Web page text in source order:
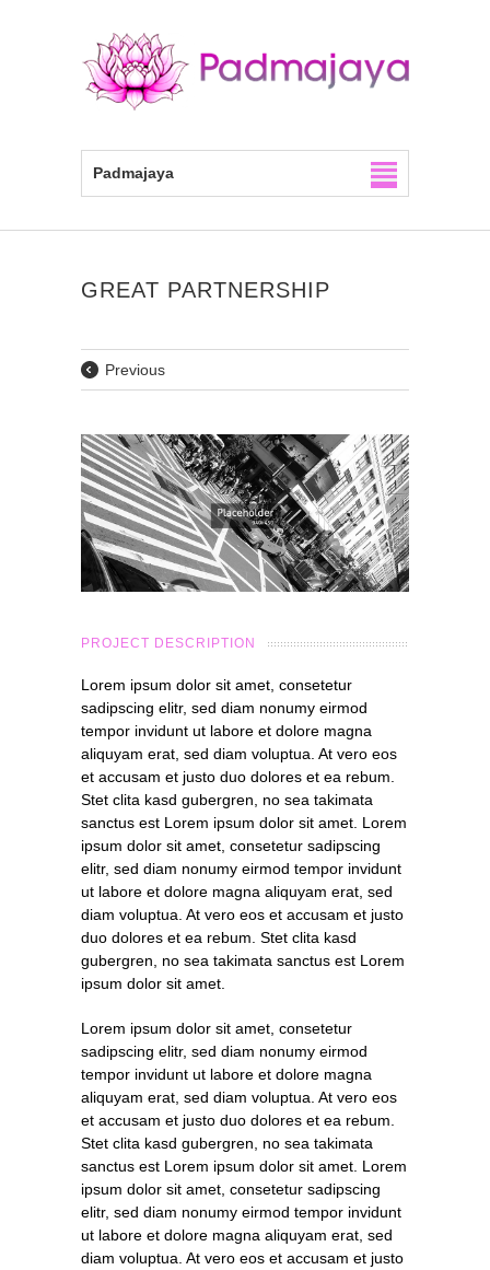
Padmajaya
GREAT PARTNERSHIP
Previous
PROJECT DESCRIPTION
Lorem ipsum dolor sit amet, consetetur
sadipscing elitr, sed diam nonumy eirmod
tempor invidunt ut labore et dolore magna
aliquyam erat, sed diam voluptua. At vero eos
et accusam et justo duo dolores et ea rebum.
Stet clita kasd gubergren, no sea takimata
sanctus est Lorem ipsum dolor sit amet. Lorem
ipsum dolor sit amet, consetetur sadipscing
elitr, sed diam nonumy eirmod tempor invidunt
ut labore et dolore magna aliquyam erat, sed
diam voluptua. At vero eos et accusam et justo
duo dolores et ea rebum. Stet clita kasd
gubergren, no sea takimata sanctus est Lorem
ipsum dolor sit amet.
Lorem ipsum dolor sit amet, consetetur
sadipscing elitr, sed diam nonumy eirmod
tempor invidunt ut labore et dolore magna
aliquyam erat, sed diam voluptua. At vero eos
et accusam et justo duo dolores et ea rebum.
Stet clita kasd gubergren, no sea takimata
sanctus est Lorem ipsum dolor sit amet. Lorem
ipsum dolor sit amet, consetetur sadipscing
elitr, sed diam nonumy eirmod tempor invidunt
ut labore et dolore magna aliquyam erat, sed
diam voluptua. At vero eos et accusam et justo